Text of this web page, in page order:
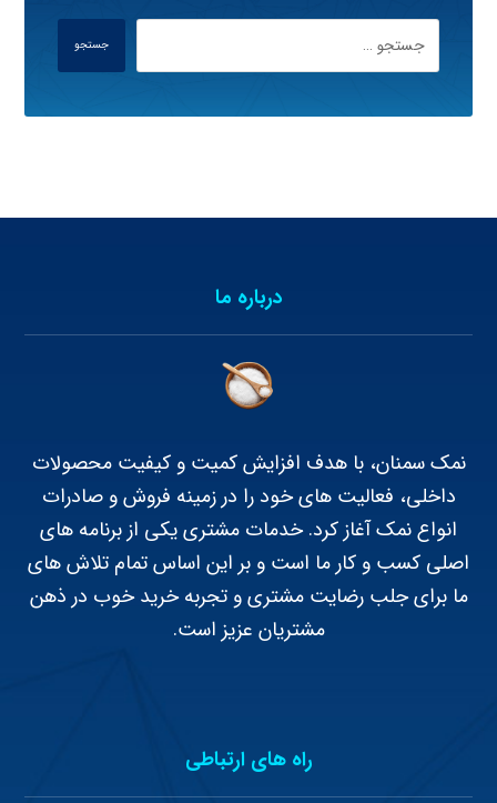
جستجو
درباره ما
نمک سمنان، با هدف افزایش کمیت و کیفیت محصولات
داخلی، فعالیت های خود را در زمینه فروش و صادرات
انواع نمک آغاز کرد. خدمات مشتری یکی از برنامه های
اصلی کسب و کار ما است و بر این اساس تمام تلاش های
ما برای جلب رضایت مشتری و تجربه خرید خوب در ذهن
مشتریان عزیز است.
راه های ارتباطی